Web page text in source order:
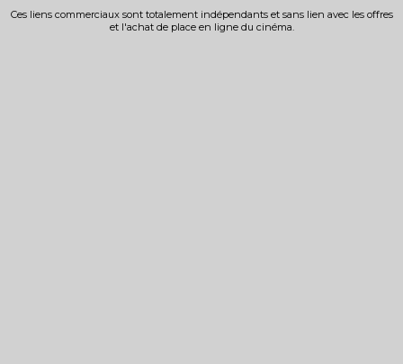
Ces liens commerciaux sont totalement indépendants et sans lien avec les offres
et l'achat de place en ligne du cinéma.